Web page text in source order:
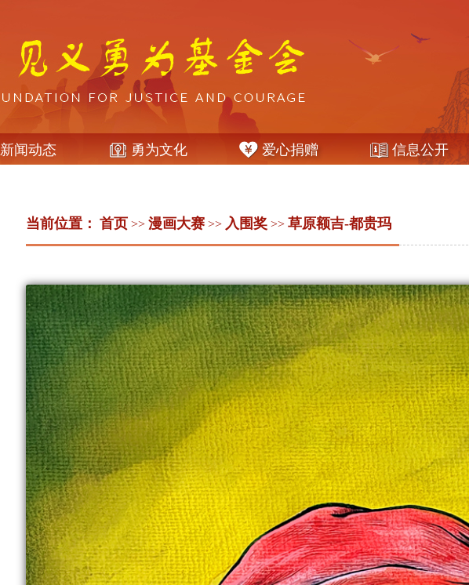
新闻动态 勇为文化 爱心捐赠 信息公开
当前位置： 首页 >> 漫画大赛 >> 入围奖 >> 草原额吉-都贵玛